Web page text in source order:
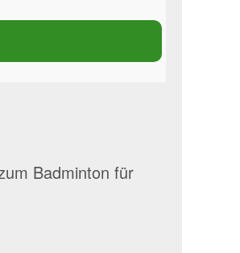
Badminton für